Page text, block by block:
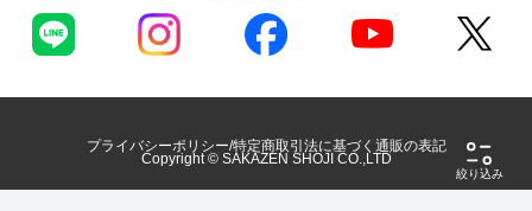
絞り込み
プライバシーポリシー 特定商取引法に基づく通販の表記
Copyright © SAKAZEN SHOJI CO.,LTD